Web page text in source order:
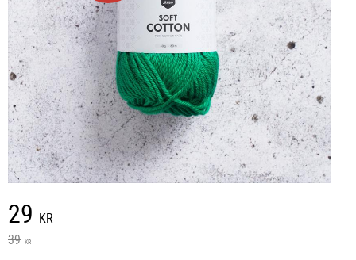
Nedsatt pris:
29 KR
Ordinarie pris:
39 KR